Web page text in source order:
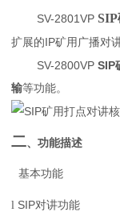
SV-2801VP
扩展的IP矿用广播对
SV-2800VP SIP
输等功能。
二、功能描述
基本功能
l SIP对讲功能